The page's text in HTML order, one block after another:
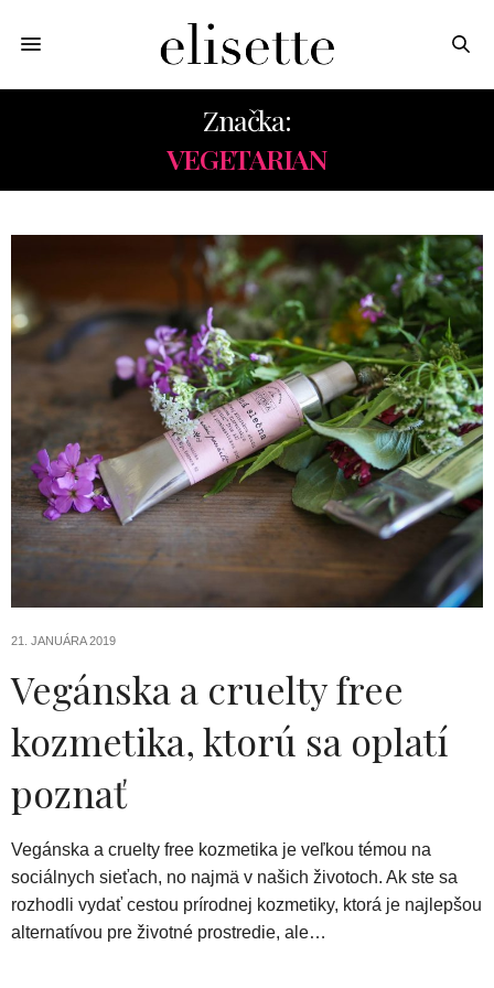
Značka:
VEGETARIAN
21. JANUÁRA 2019
Vegánska a cruelty free
kozmetika, ktorú sa oplatí
poznať
Vegánska a cruelty free kozmetika je veľkou témou na
sociálnych sieťach, no najmä v našich životoch. Ak ste sa
rozhodli vydať cestou prírodnej kozmetiky, ktorá je najlepšou
alternatívou pre životné prostredie, ale…